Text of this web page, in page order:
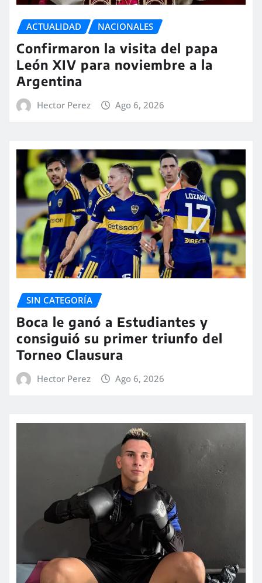
ACTUALIDAD NACIONALES
Confirmaron la visita del papa
León XIV para noviembre a la
Argentina
Hector Perez Ago 6, 2026
SIN CATEGORÍA
Boca le ganó a Estudiantes y
consiguió su primer triunfo del
Torneo Clausura
Hector Perez Ago 6, 2026